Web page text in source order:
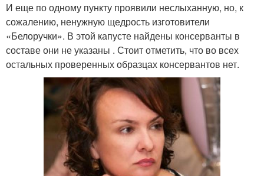
И еще по одному пункту проявили неслыханную, но, к
сожалению, ненужную щедрость изготовители
«Белоручки». В этой капусте найдены консерванты в
составе они не указаны . Стоит отметить, что во всех
остальных проверенных образцах консервантов нет.